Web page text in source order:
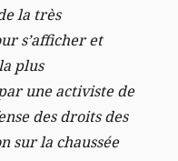
la très
s’afficher et
plus
une activiste de
des droits des
sur la chaussée